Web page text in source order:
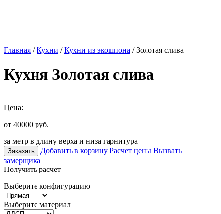
Главная /Кухни /Кухни из экошпона / Золотая слива
Кухня Золотая слива
Цена:
от 40000 руб.
за метр в длину верха и низа гарнитура
Заказать Добавить в корзину Расчет цены Вызвать
замерщика
Получить расчет
Выберите конфигурацию
Выберите материал